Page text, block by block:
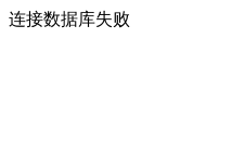
连接数据库失败